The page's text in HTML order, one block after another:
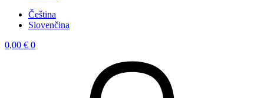
Čeština
Slovenčina
0,00 € 0